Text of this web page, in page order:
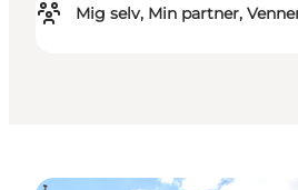
Mig selv, Min partner,